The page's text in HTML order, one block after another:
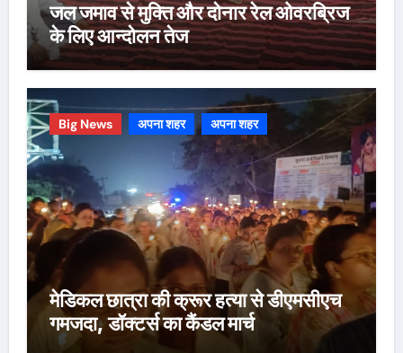
जल जमाव से मुक्ति और दोनार रेल ओवरब्रिज
के लिए आन्दोलन तेज
Big News अपना शहर अपना शहर
मेडिकल छात्रा की क्रूर हत्या से डीएमसीएच
गमजदा, डॉक्टर्स का कैंडल मार्च